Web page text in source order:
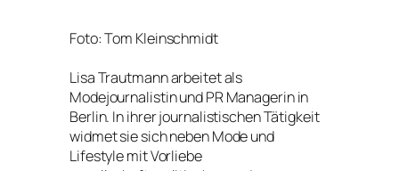
Foto: Tom Kleinschmidt
Lisa Trautmann arbeitet als
Modejournalistin und PR Managerin in
Berlin. In ihrer journalistischen Tätigkeit
widmet sie sich neben Mode und
Lifestyle mit Vorliebe